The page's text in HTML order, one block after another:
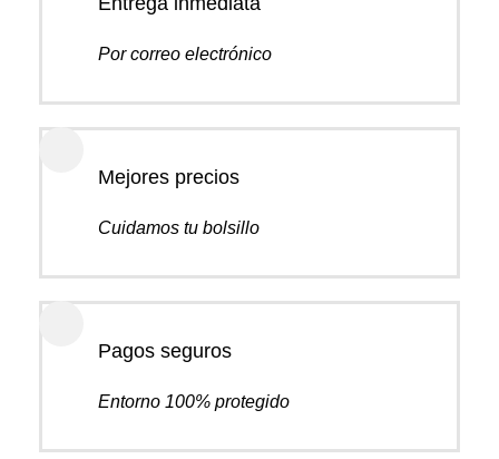
Por correo electrónico
Mejores precios
Cuidamos tu bolsillo
Pagos seguros
Entorno 100% protegido